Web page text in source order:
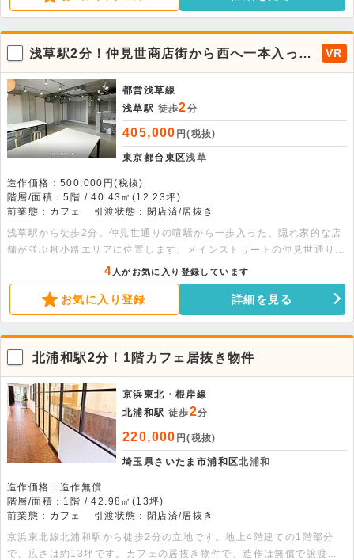
浅草駅2分！仲見世商店街から西へ一本入った
雷門柳小路沿いの物件です。
VR
都営浅草線
浅草駅 徒歩2分
405,000 円(税抜)
東京都台東区浅草
造作価格：500,000円(税抜)
階層/面積：5階 / 40.43㎡(12.23坪)
前業態：カフェ
引渡状態：閉店済/居抜き
浅草駅から徒歩2分。仲見世通りの喧騒から一歩入った、隠れ家的な店
舗が並ぶ柳小路エリアに位置します。メインストリートの仲見世通りへ
のアクセスも良い為、インバウンド需要が高い観光スポットです。店内
はスケルトンから内装しているため、美内装で清潔感があります。エア
コンやトイレ等、どの業態でも利用可能な機器が一式残置となります。
本物件は5階となりますが、ビルの1階部分には袖看板やインフォメー
ション看板など多くの箇所で看板が設置可能です。（同ビル不可：メロ
ンパン・鉄板焼き・ハラルラーメン・すき焼き・カフェバー）
4 人がお気に入り登録しています
お気に入り登録 詳細を見る
北浦和駅2分！1階カフェ居抜き物件
京浜東北・根岸線
北浦和駅 徒歩2分
220,000 円(税抜)
埼玉県さいたま市浦和区北浦和
造作価格：造作無償
階層/面積：1階 / 42.98㎡(13坪)
前業態：カフェ
引渡状態：閉店済/居抜き
京浜東北線北浦和駅から徒歩2分の立地です。地上4階建ての1階部分
で、広さは約13坪です。カフェの居抜き物件で、造作は無償で譲渡さ